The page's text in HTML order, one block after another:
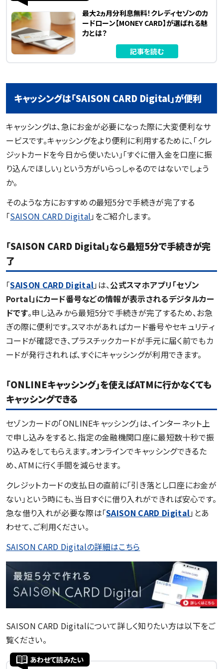
最大2ヵ月分利息無料！クレディセゾンのカ
ードローン【MONEY CARD】が選ばれる魅
力とは？
記事を読む
キャッシングは「SAISON CARD Digital」が便利
キャッシングは、急にお金が必要になった際に大変便利なサ
ービスです。キャッシングをより便利に利用するために、「クレ
ジットカードを今日から使いたい」「すぐに借入金を口座に振
り込んでほしい」という方がいらっしゃるのではないでしょう
か。
そのような方におすすめの最短5分で手続きが完了する
「SAISON CARD Digital」をご紹介します。
「SAISON CARD Digital」なら最短5分で手続きが完
了
「SAISON CARD Digital」は、公式スマホアプリ「セゾン
Portal」にカード番号などの情報が表示されるデジタルカー
ドです。申し込みから最短5分で手続きが完了するため、お急
ぎの際に便利です。スマホがあればカード番号やセキュリティ
コードが確認でき、プラスチックカードが手元に届く前でもカ
ードが発行されれば、すぐにキャッシングが利用できます。
「ONLINEキャッシング」を使えばATMに行かなくても
キャッシングできる
セゾンカードの「ONLINEキャッシング」は、インターネット上
で申し込みをすると、指定の金融機関口座に最短数十秒で振
り込みをしてもらえます。オンラインでキャッシングできるた
め、ATMに行く手間を減らせます。
クレジットカードの支払日の直前に「引き落とし口座にお金が
ない」という時にも、当日すぐに借り入れができれば安心です。
急な借り入れが必要な際は「SAISON CARD Digital」とあ
わせて、ご利用ください。
SAISON CARD Digitalの詳細はこちら
SAISON CARD Digitalについて詳しく知りたい方は以下をご
覧ください。
あわせて読みたい